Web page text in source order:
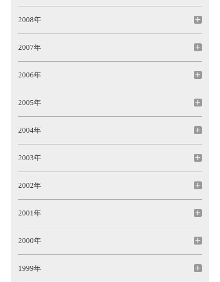
2008年
2007年
2006年
2005年
2004年
2003年
2002年
2001年
2000年
1999年